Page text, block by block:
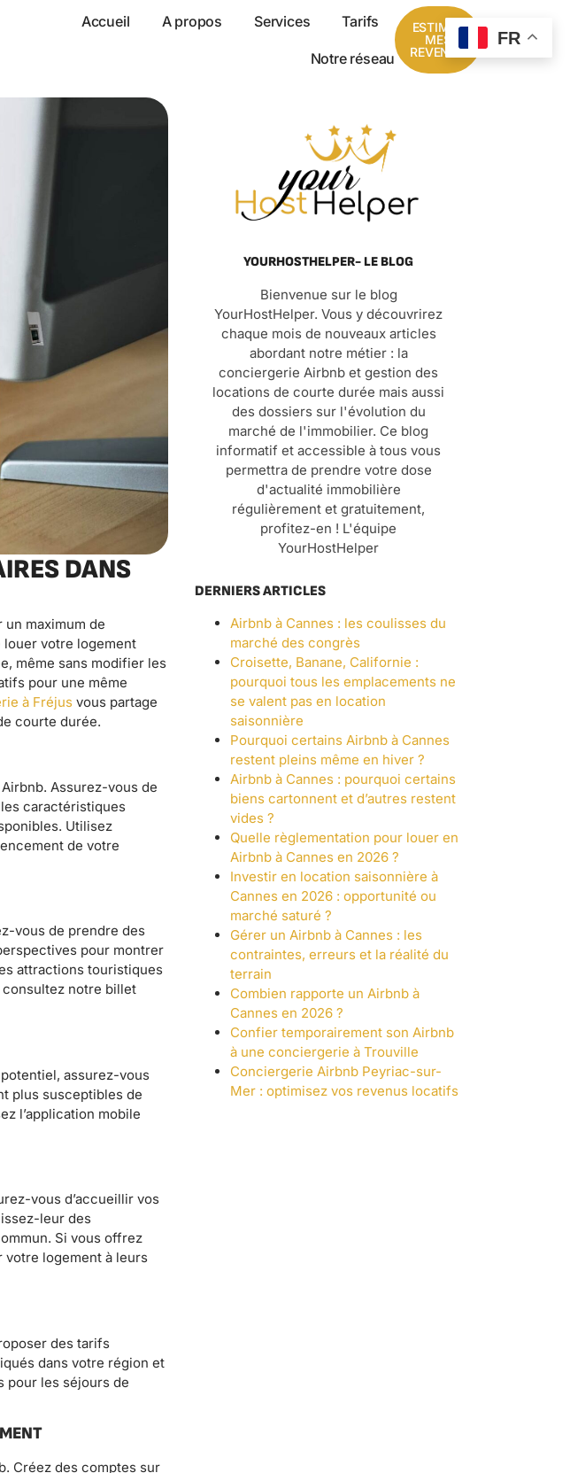
Accueil A propos Services Tarifs
Notre réseau
ESTIMER
MES
REVENUS
DANS
un maximum de
louer votre logement
même sans modifier les
pour une même
à Fréjus vous partage
courte durée.
Assurez-vous de
caractéristiques
Utilisez
de votre
vous de prendre des
pour montrer
attractions touristiques
consultez notre billet
assurez-vous
plus susceptibles de
l’application mobile
vous d’accueillir vos
leur des
Si vous offrez
votre logement à leurs
des tarifs
dans votre région et
pour les séjours de
Créez des comptes sur
YOURHOSTHELPER- LE BLOG
Bienvenue sur le blog
YourHostHelper. Vous y découvrirez
chaque mois de nouveaux articles
abordant notre métier : la
conciergerie Airbnb et gestion des
locations de courte durée mais aussi
des dossiers sur l'évolution du
marché de l'immobilier. Ce blog
informatif et accessible à tous vous
permettra de prendre votre dose
d'actualité immobilière
régulièrement et gratuitement,
profitez-en ! L'équipe
YourHostHelper
DERNIERS ARTICLES
Airbnb à Cannes : les coulisses du
marché des congrès
Croisette, Banane, Californie :
pourquoi tous les emplacements ne
se valent pas en location
saisonnière
Pourquoi certains Airbnb à Cannes
restent pleins même en hiver ?
Airbnb à Cannes : pourquoi certains
biens cartonnent et d’autres restent
vides ?
Quelle règlementation pour louer en
Airbnb à Cannes en 2026 ?
Investir en location saisonnière à
Cannes en 2026 : opportunité ou
marché saturé ?
Gérer un Airbnb à Cannes : les
contraintes, erreurs et la réalité du
terrain
Combien rapporte un Airbnb à
Cannes en 2026 ?
Confier temporairement son Airbnb
à une conciergerie à Trouville
Conciergerie Airbnb Peyriac-sur-
Mer : optimisez vos revenus locatifs
FR